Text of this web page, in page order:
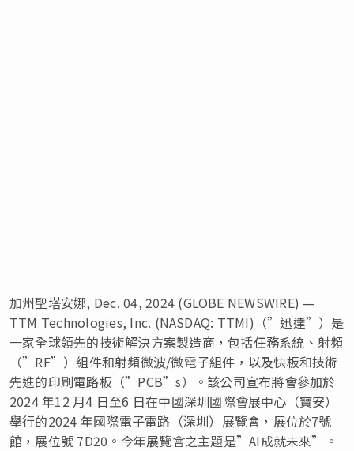
加州聖塔安娜, Dec. 04, 2024 (GLOBE NEWSWIRE) —
TTM Technologies, Inc. (NASDAQ: TTMI)（”迅達”）是
一家全球領先的技術解決方案製造商，包括任務系統、射頻
（”RF”）組件和射頻微波/微電子組件，以及快板和技術
先進的印刷電路板（”PCB”s）。該公司宣布將會參加於
2024 年12 月4 日至6 日在中國深圳國際會展中心（寶安）
舉行的2024 年國際電子電路（深圳）展覽會，展位於7號
館，展位號 7D20。今年展覽會之主題是”AI成就未來”。